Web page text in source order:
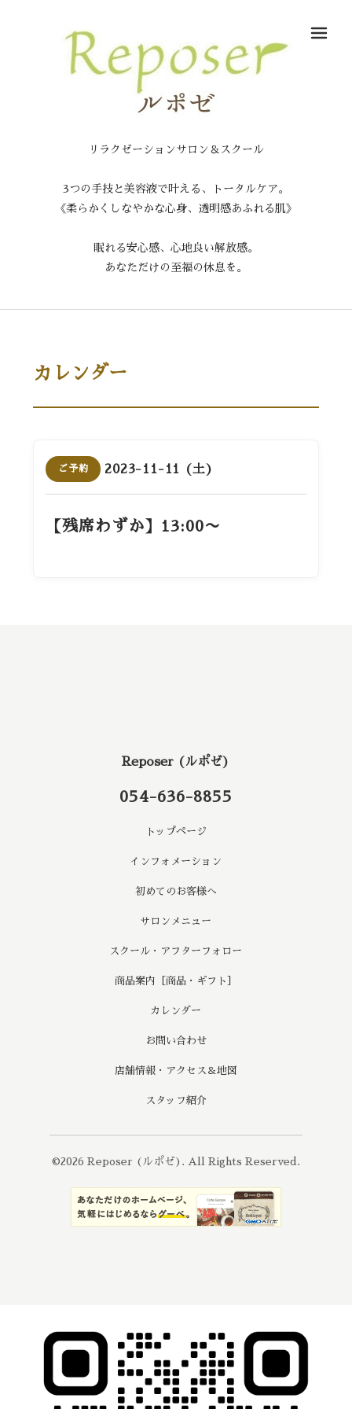
リラクゼーションサロン＆スクール
3つの手技と美容液で叶える、トータルケア。
《柔らかくしなやかな心身、透明感あふれる肌》
眠れる安心感、心地良い解放感。
あなただけの至福の休息を。
カレンダー
ご予約 2023-11-11 (土)
【残席わずか】13:00〜
Reposer (ルポゼ)
054-636-8855
トップページ
インフォメーション
初めてのお客様へ
サロンメニュー
スクール・アフターフォロー
商品案内［商品・ギフト］
カレンダー
お問い合わせ
店舗情報・アクセス＆地図
スタッフ紹介
©2026 Reposer (ルポゼ) . All Rights Reserved.